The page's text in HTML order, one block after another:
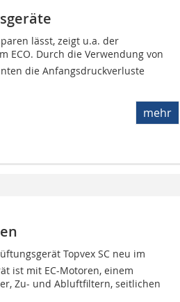
lässt, zeigt u.a. der
ECO. Durch die Verwendung von
die Anfangsdruckverluste
mehr
Topvex SC neu im
ist mit EC-Motoren, einem
Zu- und Abluftfiltern, seitlichen